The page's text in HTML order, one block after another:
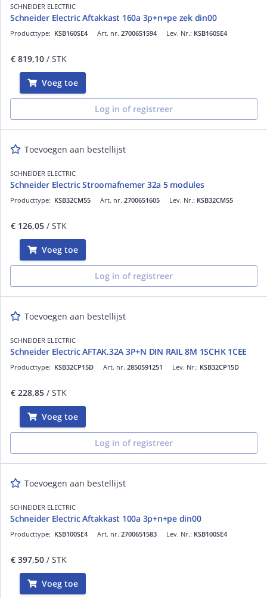
SCHNEIDER ELECTRIC
Schneider Electric Aftakkast 160a 3p+n+pe zek din00
Art. nr. 2700651594
Producttype: KSB160SE4 Lev. Nr.: KSB160SE4
€ 819,10 / STK
Voeg toe
Log in of registreer
Toevoegen aan bestellijst
SCHNEIDER ELECTRIC
Schneider Electric Stroomafnemer 32a 5 modules
Art. nr. 2700651605
Producttype: KSB32CM55 Lev. Nr.: KSB32CM55
€ 126,05 / STK
Voeg toe
Log in of registreer
Toevoegen aan bestellijst
SCHNEIDER ELECTRIC
Schneider Electric AFTAK.32A 3P+N DIN RAIL 8M 1SCHK 1CEE
Art. nr. 2850591251
Producttype: KSB32CP15D Lev. Nr.: KSB32CP15D
€ 228,85 / STK
Voeg toe
Log in of registreer
Toevoegen aan bestellijst
SCHNEIDER ELECTRIC
Schneider Electric Aftakkast 100a 3p+n+pe din00
Art. nr. 2700651583
Producttype: KSB100SE4 Lev. Nr.: KSB100SE4
€ 397,50 / STK
Voeg toe